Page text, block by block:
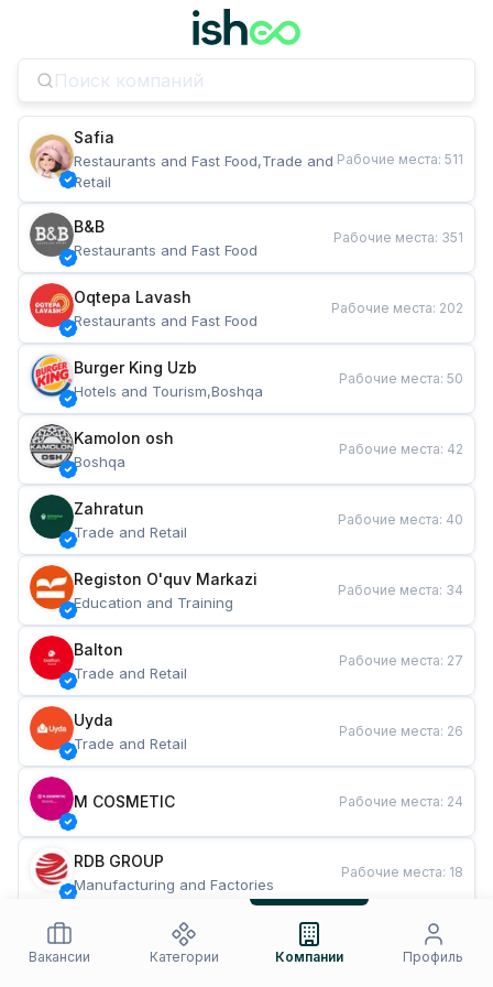
Safia
Restaurants and Fast Food,Trade and
Retail
Рабочие места: 511
B&B
Restaurants and Fast Food
Рабочие места: 351
Oqtepa Lavash
Restaurants and Fast Food
Рабочие места: 202
Burger King Uzb
Hotels and Tourism,Boshqa
Рабочие места: 50
Kamolon osh
Boshqa
Рабочие места: 42
Zahratun
Trade and Retail
Рабочие места: 40
Registon O'quv Markazi
Education and Training
Рабочие места: 34
Balton
Trade and Retail
Рабочие места: 27
Uyda
Trade and Retail
Рабочие места: 26
M COSMETIC Рабочие места: 24
RDB GROUP
Manufacturing and Factories
Рабочие места: 18
Restaurants and Fast Food
Рабочие места
Вакансии
Категории Компании Профиль